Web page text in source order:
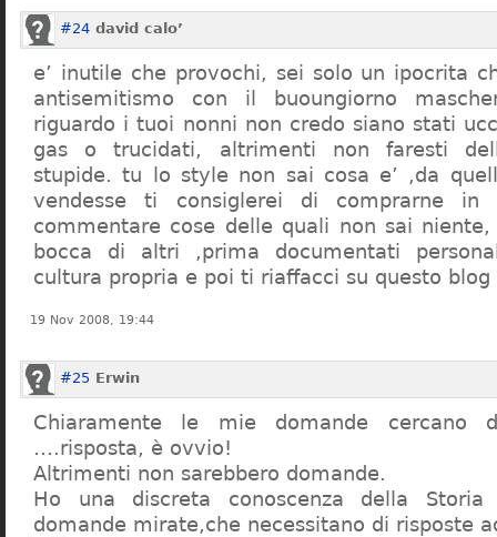
#24 david calo’
e’ inutile che provochi, sei solo un ipocrita
antisemitismo con il buoungiorno
riguardo i tuoi nonni non credo siano stati
gas o trucidati, altrimenti non faresti
stupide. tu lo style non sai cosa e’ ,da
vendesse ti consiglerei di comprarne in
commentare cose delle quali non sai
bocca di altri ,prima documentati
cultura propria e poi ti riaffacci su questo blog
19 Nov 2008, 19:44
#25 Erwin
Chiaramente le mie domande cercano
….risposta, è ovvio!
Altrimenti non sarebbero domande.
Ho una discreta conoscenza della
domande mirate,che necessitano di risposte